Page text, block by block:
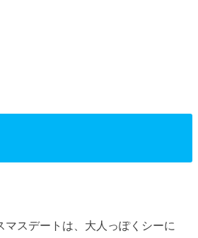
マスデートは、大人っぽくシーに